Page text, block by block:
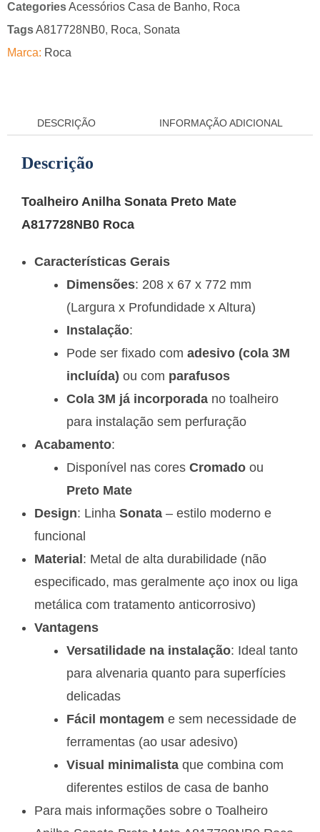
CategoriesAcessórios Casa de Banho, Roca
TagsA817728NB0, Roca, Sonata
Marca: Roca
DESCRIÇÃO INFORMAÇÃO ADICIONAL
Descrição
Toalheiro Anilha Sonata Preto Mate
A817728NB0 Roca
Características Gerais
Dimensões: 208 x 67 x 772 mm
(Largura x Profundidade x Altura)
Instalação:
Pode ser fixado com adesivo (cola 3M
incluída) ou com parafusos
Cola 3M já incorporada no toalheiro
para instalação sem perfuração
Acabamento:
Disponível nas cores Cromado ou
Preto Mate
Design: Linha Sonata – estilo moderno e
funcional
Material : Metal de alta durabilidade (não
especificado, mas geralmente aço inox ou liga
metálica com tratamento anticorrosivo)
Vantagens
Versatilidade na instalação: Ideal tanto
para alvenaria quanto para superfícies
delicadas
Fácil montagem e sem necessidade de
ferramentas (ao usar adesivo)
Visual minimalista que combina com
diferentes estilos de casa de banho
Para mais informações sobre o Toalheiro